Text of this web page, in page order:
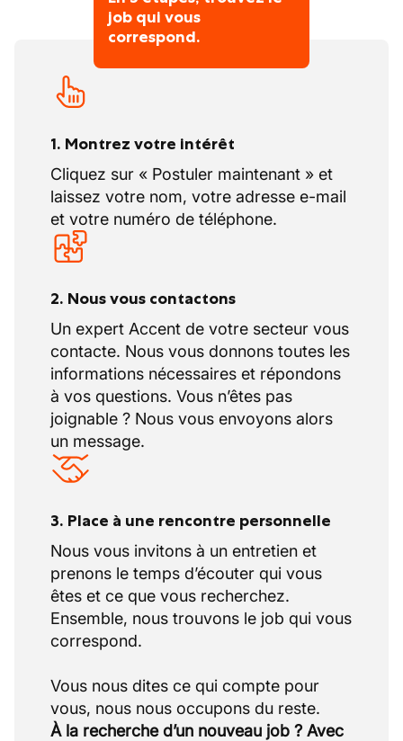
grand réseau d'agences en Belgique, une
forte présence en ligne et des entreprises
sœurs comme Nowjobs et CTRL-F ; nous
trouvons toujours le bon emploi pour le
bon candidat, sous n'importe quelle
Curieux d'en savoir plus? N'hésitez pas à
nous contacter au 04/220.01.73.
job qui vous
correspond.
1. Montrez votre intérêt
Cliquez sur « Postuler maintenant » et
laissez votre nom, votre adresse e-mail
et votre numéro de téléphone.
2. Nous vous contactons
Un expert Accent de votre secteur vous
contacte. Nous vous donnons toutes les
informations nécessaires et répondons
à vos questions. Vous n’êtes pas
joignable ? Nous vous envoyons alors
un message.
3. Place à une rencontre personnelle
Nous vous invitons à un entretien et
prenons le temps d’écouter qui vous
êtes et ce que vous recherchez.
Ensemble, nous trouvons le job qui vous
correspond.
Vous nous dites ce qui compte pour
À la recherche d’un nouveau job ? Avec